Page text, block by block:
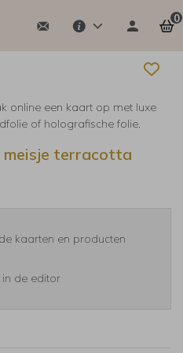
0
online een kaart op met luxe
of holografische folie.
meisje terracotta
kaarten en producten
in de editor